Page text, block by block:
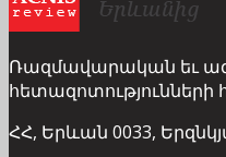
Ռազմավարական եւ
ՀՀ, Երևան 0033,